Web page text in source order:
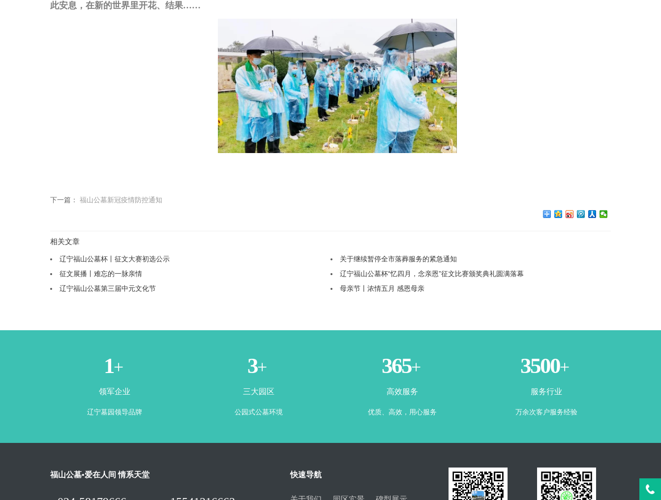
此安息，在新的世界里开花、结果……
下一篇： 福山公墓新冠疫情防控通知
相关文章
辽宁福山公墓杯丨征文大赛初选公示
关于继续暂停全市落葬服务的紧急通知
征文展播丨难忘的一脉亲情
辽宁福山公墓杯“忆四月，念亲恩”征文比赛颁奖典礼圆满落幕
辽宁福山公墓第三届中元文化节
母亲节丨浓情五月 感恩母亲
1+
领军企业
辽宁墓园领导品牌
3+
三大园区
公园式公墓环境
365+
高效服务
优质、高效，用心服务
3500+
服务行业
万余次客户服务经验
福山公墓•爱在人间 情系天堂 快速导航